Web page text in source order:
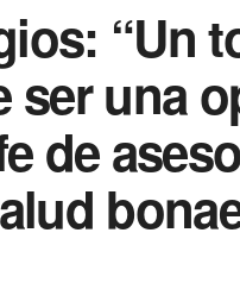
“Un
ser una
de